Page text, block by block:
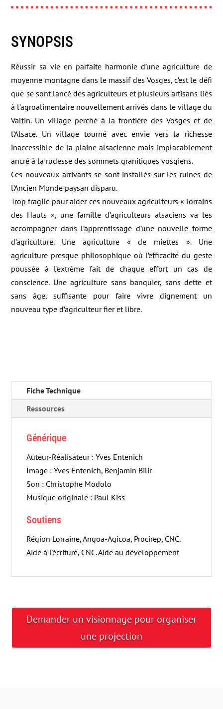
SYNOPSIS
Réussir sa vie en parfaite harmonie d’une agriculture de
moyenne montagne dans le massif des Vosges, c’est le défi
que se sont lancé des agriculteurs et plusieurs artisans liés
à l’agroalimentaire nouvellement arrivés dans le village du
Valtin. Un village perché à la frontière des Vosges et de
l’Alsace. Un village tourné avec envie vers la richesse
inaccessible de la plaine alsacienne mais implacablement
ancré à la rudesse des sommets granitiques vosgiens.
Ces nouveaux arrivants se sont installés sur les ruines de
l’Ancien Monde paysan disparu.
Trop fragile pour aider ces nouveaux agriculteurs « lorrains
des Hauts », une famille d’agriculteurs alsaciens va les
accompagner dans l’apprentissage d’une nouvelle forme
d’agriculture. Une agriculture « de miettes ». Une
agriculture presque philosophique où l’efficacité du geste
poussée à l’extrême fait de chaque effort un cas de
conscience. Une agriculture sans banquier, sans dette et
sans âge, suffisante pour faire vivre dignement un
nouveau type d’agriculteur fier et libre.
Fiche Technique
Ressources
Générique
Auteur-Réalisateur : Yves Entenich
Image : Yves Entenich, Benjamin Bilir
Son : Christophe Modolo
Musique originale : Paul Kiss
Soutiens
Région Lorraine, Angoa-Agicoa, Procirep, CNC.
Aide à l'écriture, CNC. Aide au développement
Demander un visionnage pour organiser
une projection